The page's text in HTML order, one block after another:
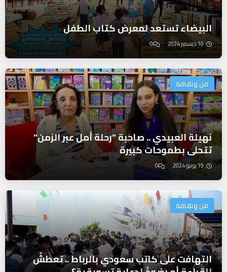
البيضاء تستعد لمعرض كتاب الطفل
10 ديسمبر 2024 0
فن وثقافة
نهيلة العبيدي .. صاحبة “رحلة أمل عبر الزمن”
تتحلى بطموحات كبيرة
19 يونيو 2024 0
فن وثقافة
التهافت على كاتب سعودي بالرباط .. تعطشٌ